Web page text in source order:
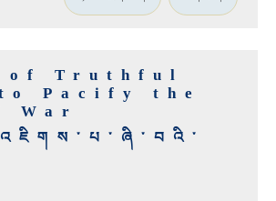
of Truthful
Pacify the
War